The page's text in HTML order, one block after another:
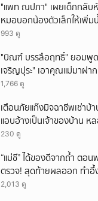
"แพท ณปภา" เผยเด็กกลับ
หมอบอกน้องตัวเล็กให้เพิ่ม
993 ดู
"บิณฑ์ บรรลือฤทธิ์" ยอมพูด
เจริญปุระ" เอาคุณแม่มาฝา
1,766 ดู
เตือนภัยแก๊งมิจฉาชีพเช่าบ้
แอบอ้างเป็นเจ้าของบ้าน ห
230 ดู
“แม่ชี” ได้ของดีจากถ้ำ ตอ
ตรวจ! สุดท้ายผลออก ทำอึ้
2,013 ดู